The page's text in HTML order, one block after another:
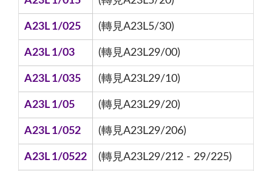
A23L 1/025 (轉見A23L5/30)
A23L 1/03 (轉見A23L29/00)
A23L 1/035 (轉見A23L29/10)
A23L 1/05 (轉見A23L29/20)
A23L 1/052 (轉見A23L29/206)
A23L 1/0522 (轉見A23L29/212 - 29/225)